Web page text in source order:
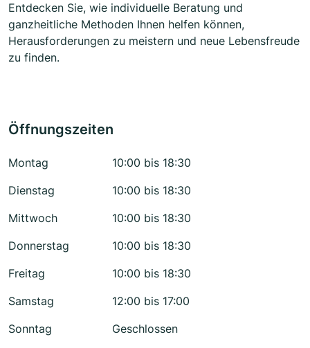
Entdecken Sie, wie individuelle Beratung und
ganzheitliche Methoden Ihnen helfen können,
Herausforderungen zu meistern und neue Lebensfreude
zu finden.
Öffnungszeiten
Montag
10:00 bis 18:30
Dienstag
10:00 bis 18:30
Mittwoch
10:00 bis 18:30
Donnerstag
10:00 bis 18:30
Freitag
10:00 bis 18:30
Samstag
12:00 bis 17:00
Sonntag
Geschlossen